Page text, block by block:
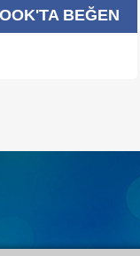
BEĞEN